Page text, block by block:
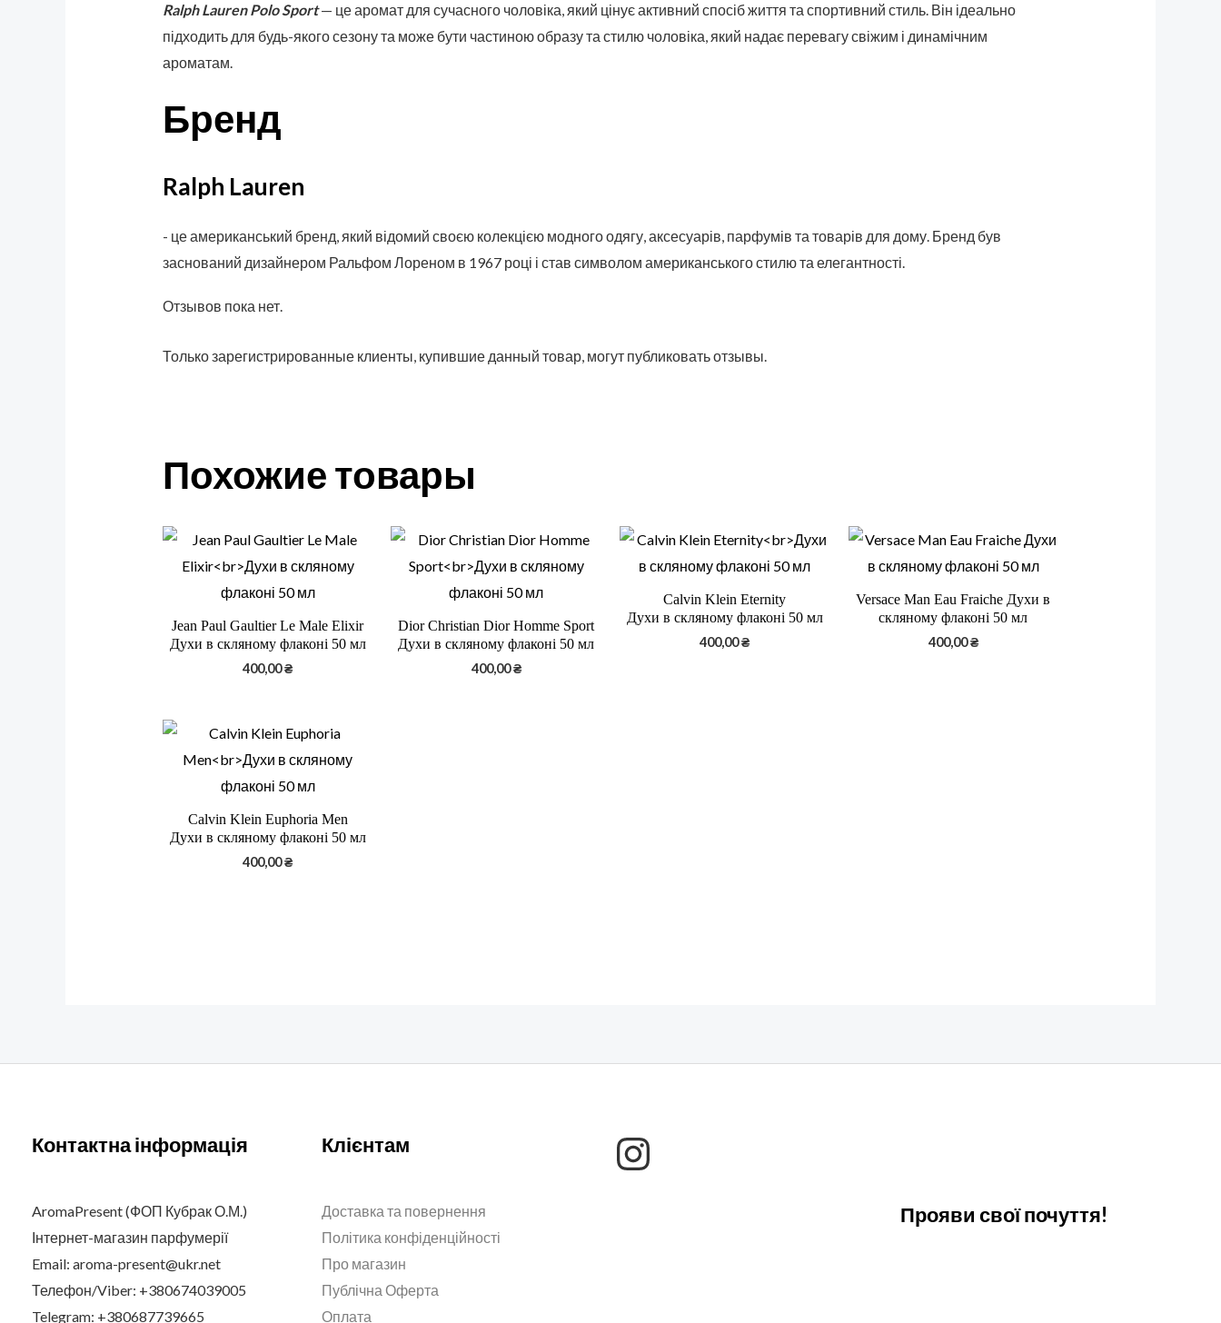
Ralph Lauren Polo Sport— це аромат для сучасного чоловіка, який цінує активний спосіб життя та спортивний стиль. Він ідеально
підходить для будь-якого сезону та може бути частиною образу та стилю чоловіка, який надає перевагу свіжим і динамічним
ароматам.
Бренд
Ralph Lauren
- це американський бренд, який відомий своєю колекцією модного одягу, аксесуарів, парфумів та товарів для дому. Бренд був
заснований дизайнером Ральфом Лореном в 1967 році і став символом американського стилю та елегантності.
Отзывов пока нет.
Только зарегистрированные клиенты, купившие данный товар, могут публиковать отзывы.
Похожие товары
Jean Paul Gaultier Le Male Elixir
Духи в скляному флаконі 50 мл
400,00₴
Dior Christian Dior Homme Sport
Духи в скляному флаконі 50 мл
400,00₴
Calvin Klein Eternity
Духи в скляному флаконі 50 мл
400,00₴
Versace Man Eau Fraiche Духи в
скляному флаконі 50 мл
400,00₴
Calvin Klein Euphoria Men
Духи в скляному флаконі 50 мл
400,00₴
Контактна інформація
AromaPresent (ФОП Кубрак О.М.)
Інтернет-магазин парфумерії
Email: aroma-present@ukr.net
Телефон/Viber: +380674039005
Telegram: +380687739665
Клієнтам
Доставка та повернення
Політика конфіденційності
Про магазин
Публічна Оферта
Оплата
Прояви свої почуття!